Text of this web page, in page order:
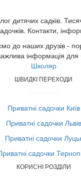
дитячих садків.
Контакти,
до наших друзів -
інформація для
Школяр
ШВИДКІ ПЕРЕХОДИ
Приватні садочки Київ
Приватні садочки Львів
Приватні садочки
садочки
КОРИСНІ РОЗДІЛИ